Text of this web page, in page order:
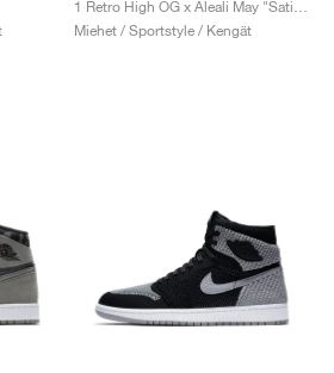
Miehet / Sportstyle / Kengät